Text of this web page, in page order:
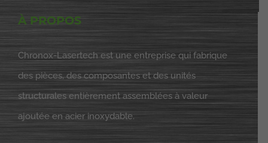
À PROPOS
Chronox-Lasertech est une entreprise qui fabrique
des pièces, des composantes et des unités
structurales entièrement assemblées à valeur
ajoutée en acier inoxydable.